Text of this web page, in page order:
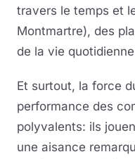
travers le temps et
Montmartre), des
de la vie
Et surtout, la force
performance des
polyvalents: ils
une aisance